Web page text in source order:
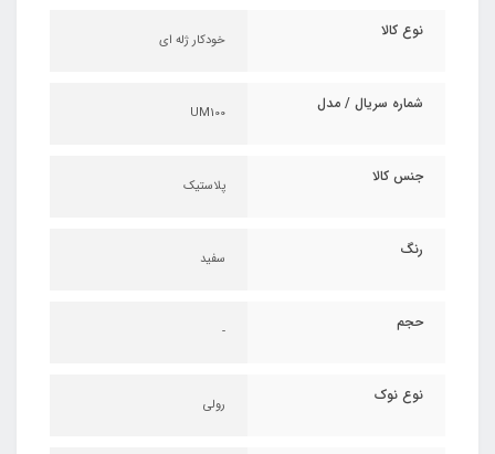
نوع کالا خودکار ژله ای
شماره سریال / مدل UM100
جنس کالا پلاستیک
رنگ سفید
حجم -
نوع نوک رولی